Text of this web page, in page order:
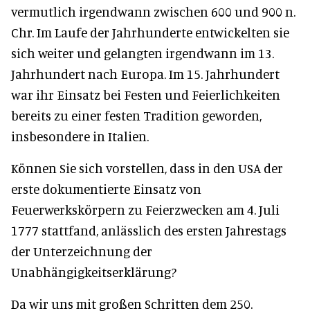
vermutlich irgendwann zwischen 600 und 900 n.
Chr. Im Laufe der Jahrhunderte entwickelten sie
sich weiter und gelangten irgendwann im 13.
Jahrhundert nach Europa. Im 15. Jahrhundert
war ihr Einsatz bei Festen und Feierlichkeiten
bereits zu einer festen Tradition geworden,
insbesondere in Italien.
Können Sie sich vorstellen, dass in den USA der
erste dokumentierte Einsatz von
Feuerwerkskörpern zu Feierzwecken am 4. Juli
1777 stattfand, anlässlich des ersten Jahrestags
der Unterzeichnung der
Unabhängigkeitserklärung?
Da wir uns mit großen Schritten dem 250.